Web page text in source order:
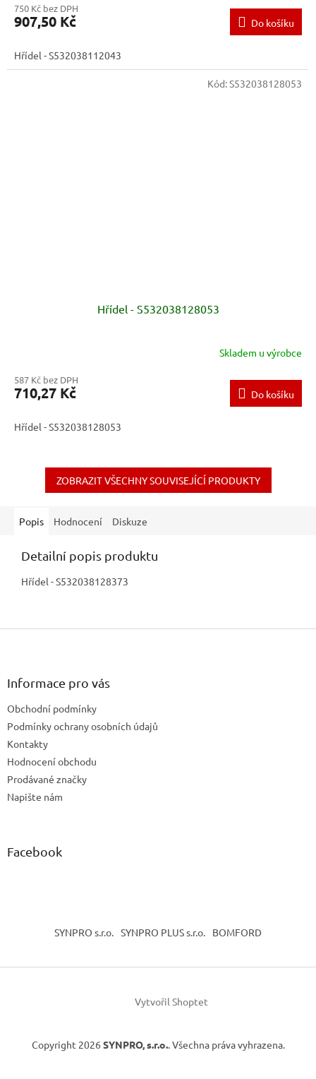
750 Kč bez DPH
907,50 Kč Do košíku
Hřídel - S532038112043
Hřídel - S532038128053
Skladem u výrobce
587 Kč bez DPH
710,27 Kč Do košíku
Hřídel - S532038128053
Kód:S532038128053
ZOBRAZIT VŠECHNY SOUVISEJÍCÍ PRODUKTY
Popis Hodnocení Diskuze
Detailní popis produktu
Hřídel - S532038128373
Z
Informace pro vás
Obchodní podmínky
Podmínky ochrany osobních údajů
Kontakty
Hodnocení obchodu
Prodávané značky
Napište nám
Facebook
SYNPRO s.r.o. SYNPRO PLUS s.r.o. BOMFORD
Vytvořil Shoptet
Copyright 2026 SYNPRO, s.r.o.. Všechna práva vyhrazena.